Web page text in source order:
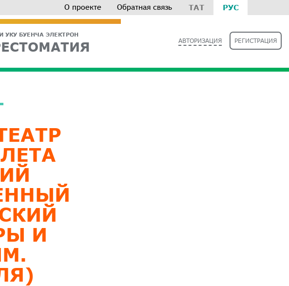
ТАТ РУС
О проекте Обратная связь
УКУ БУЕНЧА ЭЛЕКТРОН
АВТОРИЗАЦИЯ РЕГИСТРАЦИЯ
И